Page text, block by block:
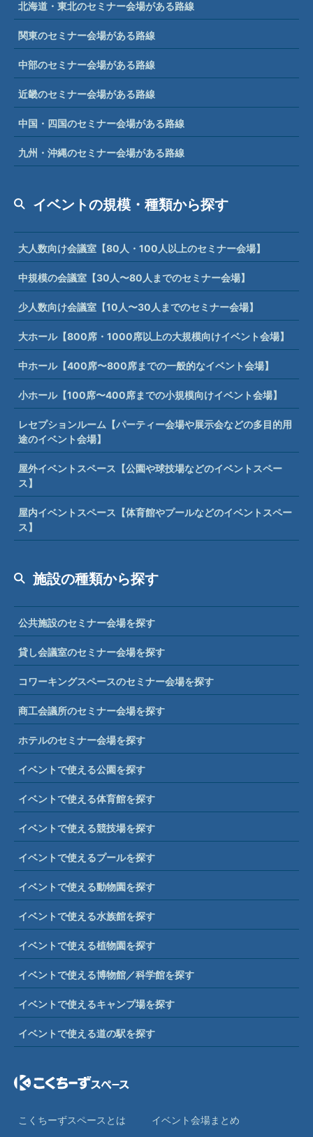
北海道・東北のセミナー会場がある路線
関東のセミナー会場がある路線
中部のセミナー会場がある路線
近畿のセミナー会場がある路線
中国・四国のセミナー会場がある路線
九州・沖縄のセミナー会場がある路線
イベントの規模・種類から探す
大人数向け会議室【80人・100人以上のセミナー会場】
中規模の会議室【30人〜80人までのセミナー会場】
少人数向け会議室【10人〜30人までのセミナー会場】
大ホール【800席・1000席以上の大規模向けイベント会場】
中ホール【400席〜800席までの一般的なイベント会場】
小ホール【100席〜400席までの小規模向けイベント会場】
レセプションルーム【パーティー会場や展示会などの多目的用
途のイベント会場】
屋外イベントスペース【公園や球技場などのイベントスペー
ス】
屋内イベントスペース【体育館やプールなどのイベントスペー
ス】
施設の種類から探す
公共施設のセミナー会場を探す
貸し会議室のセミナー会場を探す
コワーキングスペースのセミナー会場を探す
商工会議所のセミナー会場を探す
ホテルのセミナー会場を探す
イベントで使える公園を探す
イベントで使える体育館を探す
イベントで使える競技場を探す
イベントで使えるプールを探す
イベントで使える動物園を探す
イベントで使える水族館を探す
イベントで使える植物園を探す
イベントで使える博物館／科学館を探す
イベントで使えるキャンプ場を探す
イベントで使える道の駅を探す
こくちーずスペースとは イベント会場まとめ